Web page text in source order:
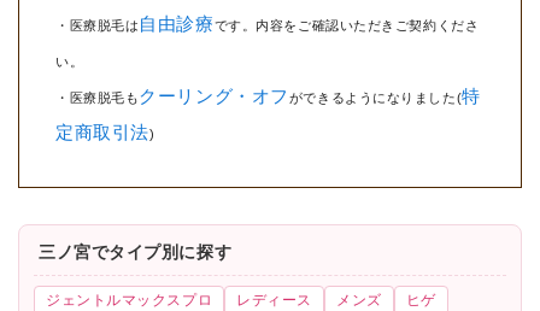
・医療脱毛は 自由診療です。内容をご確認いただきご契約くださ
い。
・医療脱毛も クーリング・オフ ができるようになりました(特
定商取引法)
三ノ宮でタイプ別に探す
ジェントルマックスプロ レディース メンズ ヒゲ